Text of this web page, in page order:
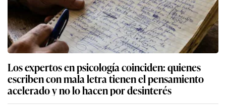
Los expertos en psicología coinciden: quienes
escriben con mala letra tienen el pensamiento
acelerado y no lo hacen por desinterés